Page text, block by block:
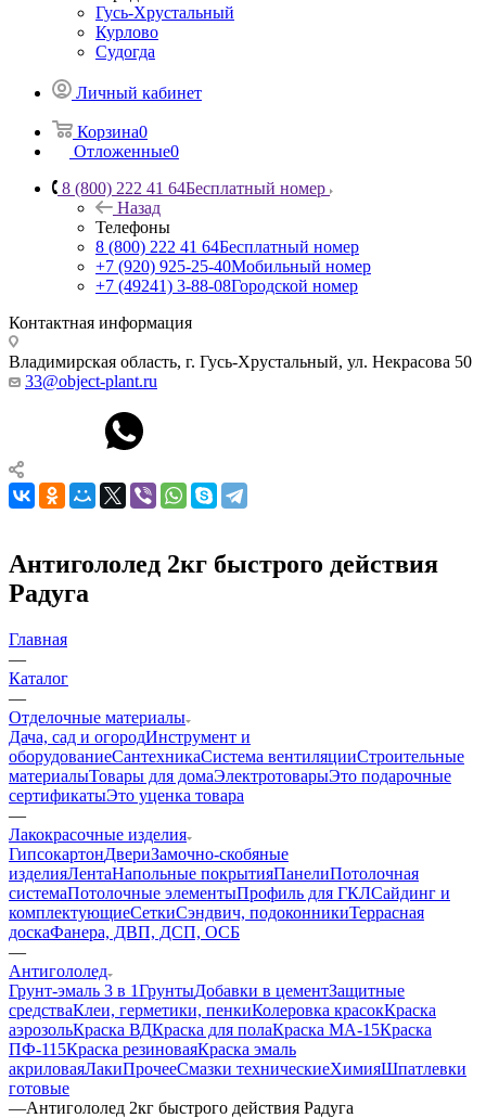
Гусь-Хрустальный
Курлово
Судогда
Личный кабинет
Корзина0
Отложенные0
8 (800) 222 41 64Бесплатный номер
Назад
Телефоны
8 (800) 222 41 64Бесплатный номер
+7 (920) 925-25-40Мобильный номер
+7 (49241) 3-88-08Городской номер
Контактная информация
Владимирская область, г. Гусь-Хрустальный, ул. Некрасова 50
33@object-plant.ru
Антигололед 2кг быстрого действия
Радуга
Главная
—
Каталог
—
Отделочные материалы
Дача, сад и огородИнструмент и
оборудованиеСантехникаСистема вентиляцииСтроительные
материалыТовары для домаЭлектротоварыЭто подарочные
сертификатыЭто уценка товара
—
Лакокрасочные изделия
ГипсокартонДвериЗамочно-скобяные
изделияЛентаНапольные покрытияПанелиПотолочная
системаПотолочные элементыПрофиль для ГКЛСайдинг и
комплектующиеСеткиСэндвич, подоконникиТеррасная
доскаФанера, ДВП, ДСП, ОСБ
—
Антигололед
Грунт-эмаль 3 в 1ГрунтыДобавки в цементЗащитные
средстваКлеи, герметики, пенкиКолеровка красокКраска
аэрозольКраска ВДКраска для полаКраска МА-15Краска
ПФ-115Краска резиноваяКраска эмаль
акриловаяЛакиПрочееСмазки техническиеХимияШпатлевки
готовые
—Антигололед 2кг быстрого действия Радуга